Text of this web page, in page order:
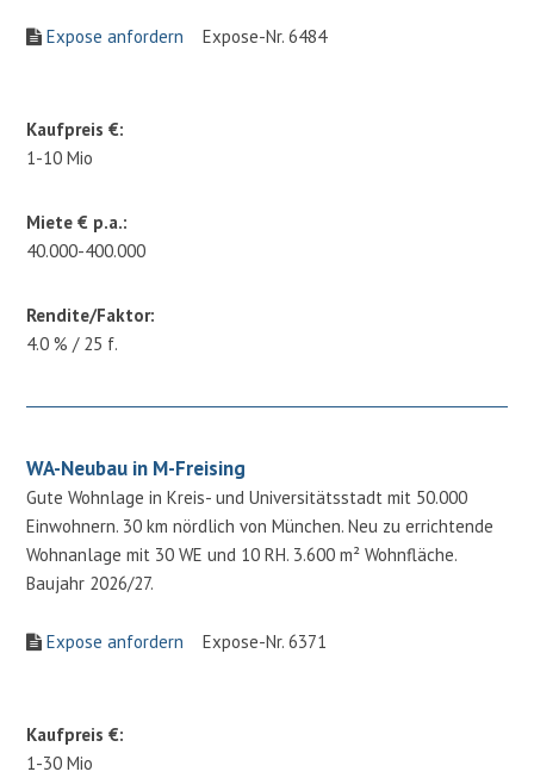
Expose anfordern Expose-Nr. 6484
Kaufpreis €:
1-10 Mio
Miete € p.a.:
40.000-400.000
Rendite/Faktor:
4.0 % / 25 f.
WA-Neubau in M-Freising
Gute Wohnlage in Kreis- und Universitätsstadt mit 50.000
Einwohnern. 30 km nördlich von München. Neu zu errichtende
Wohnanlage mit 30 WE und 10 RH. 3.600 m² Wohnfläche.
Baujahr 2026/27.
Expose anfordern Expose-Nr. 6371
Kaufpreis €:
1-30 Mio